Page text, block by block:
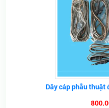
Dây cáp phẫu thuật